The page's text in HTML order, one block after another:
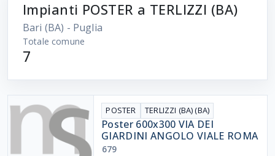
Impianti POSTER a TERLIZZI (BA)
Bari (BA) - Puglia
Totale comune
7
POSTER TERLIZZI (BA) (BA)
Poster 600x300 VIA DEI
GIARDINI ANGOLO VIALE ROMA
679